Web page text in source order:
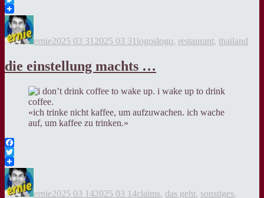
Twitter
ernie2025 03 31 2025 03 31 logoslogo, restaurant, thailand
die einstellung machts …
«ich trinke nicht kaffee, um aufzuwachen. ich wache
auf, um kaffee zu trinken.»
Facebook
Twitter
ernie2025 03 142025 03 14claims, das geht, sonstiges,